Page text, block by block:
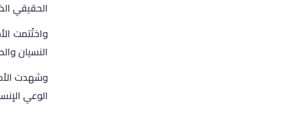
الحقيقي
واختُتمت
النسيان
وشهدت
الوعي